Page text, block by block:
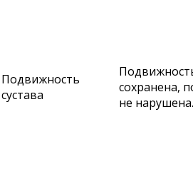
Подвижность
сустава
сохранена,
не нарушена.